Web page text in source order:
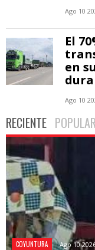
Ago 10
El
en
Ago 10
RECIENTE POPULAR
COYUNTURA Ago 10